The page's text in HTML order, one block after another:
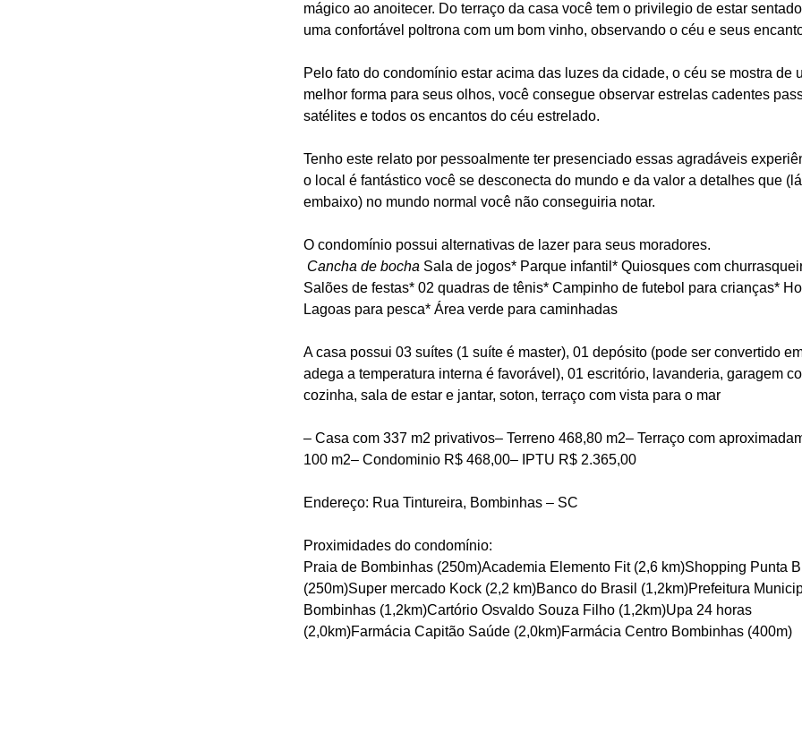
mágico ao anoitecer. Do terraço da casa você tem o privilegio de estar
uma confortável poltrona com um bom vinho, observando o céu e seus
Pelo fato do condomínio estar acima das luzes da cidade, o céu se mostra de
melhor forma para seus olhos, você consegue observar estrelas cadentes
satélites e todos os encantos do céu estrelado.
Tenho este relato por pessoalmente ter presenciado essas agradáveis
o local é fantástico você se desconecta do mundo e da valor a detalhes que
embaixo) no mundo normal você não conseguiria notar.
O condomínio possui alternativas de lazer para seus moradores.
Cancha de bocha Sala de jogos* Parque infantil* Quiosques com
Salões de festas* 02 quadras de tênis* Campinho de futebol para crianças*
Lagoas para pesca* Área verde para caminhadas
A casa possui 03 suítes (1 suíte é master), 01 depósito (pode ser convertido
adega a temperatura interna é favorável), 01 escritório, lavanderia, garagem
cozinha, sala de estar e jantar, soton, terraço com vista para o mar
– Casa com 337 m2 privativos– Terreno 468,80 m2– Terraço com
100 m2– Condominio R$ 468,00– IPTU R$ 2.365,00
Endereço: Rua Tintureira, Bombinhas – SC
Proximidades do condomínio:
Praia de Bombinhas (250m)Academia Elemento Fit (2,6 km)Shopping Punta
(250m)Super mercado Kock (2,2 km)Banco do Brasil (1,2km)Prefeitura
Bombinhas (1,2km)Cartório Osvaldo Souza Filho (1,2km)Upa 24 horas
(2,0km)Farmácia Capitão Saúde (2,0km)Farmácia Centro Bombinhas (400m)